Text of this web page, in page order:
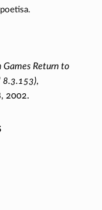
Return to
8.3.153),
2002.